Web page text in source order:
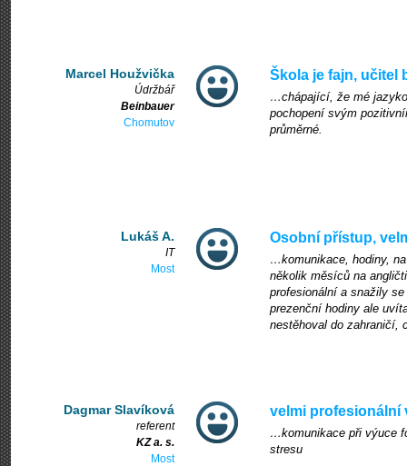
Marcel Houžvička
Údržbář
Beinbauer
Chomutov
Škola je fajn, učitel
…chápající, že mé
pochopení svým
průměrné.
Lukáš A.
IT
Most
Osobní přístup,
…komunikace, hodiny,
několik měsíců na
profesionální a snažily
prezenční hodiny ale
nestěhoval do zahraničí,
Dagmar Slavíková
referent
KZ a. s.
Most
velmi
…komunikace při výuce
stresu